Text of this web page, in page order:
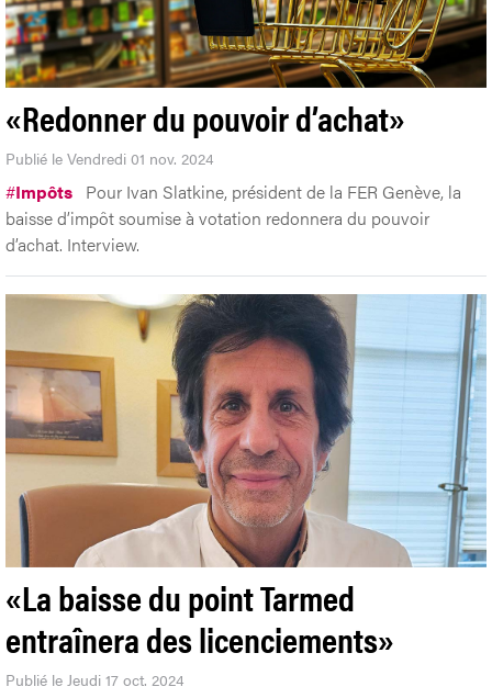
«Redonner du pouvoir d’achat»
Publié le Vendredi 01 nov. 2024
#Impôts Pour Ivan Slatkine, président de la FER Genève, la
baisse d’impôt soumise à votation redonnera du pouvoir
d’achat. Interview.
«La baisse du point Tarmed
entraînera des licenciements»
Publié le Jeudi 17 oct. 2024